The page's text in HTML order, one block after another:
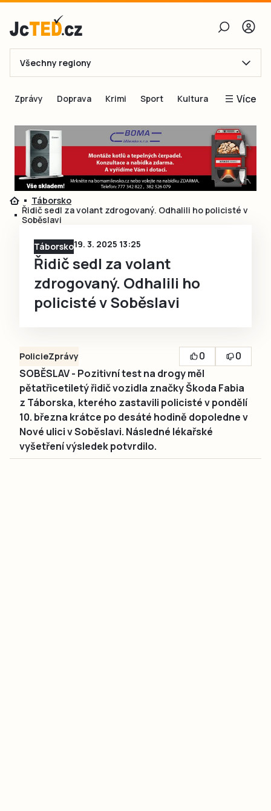
E-mail
Obnovit heslo
Přihlásit se
Všechny regiony
Zprávy Doprava Krimi Sport Kultura Více
Blogy
Inspirace
Čtenáři píší
Speciální přílohy
Táborsko
Řidič sedl za volant zdrogovaný. Odhalili ho policisté v
Soběslavi
Táborsko19. 3. 2025 13:25
Řidič sedl za volant
zdrogovaný. Odhalili ho
policisté v Soběslavi
PolicieZprávy 0
0
SOBĚSLAV - Pozitivní test na drogy měl
pětatřicetiletý řidič vozidla značky Škoda Fabia
z Táborska, kterého zastavili policisté v pondělí
10. března krátce po desáté hodině dopoledne v
Nové ulici v Soběslavi. Následné lékařské
vyšetření výsledek potvrdilo.